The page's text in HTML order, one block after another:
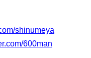
shinumeya
600man